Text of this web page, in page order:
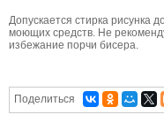
Допускается стирка рисунка
моющих средств. Не
избежание порчи бисера.
Поделиться